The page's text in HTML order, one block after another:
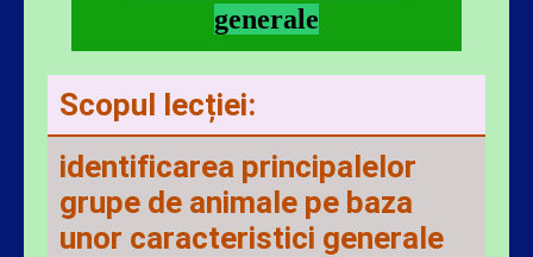
generale
Scopul lecției:
identificarea principalelor
grupe de animale pe baza
unor caracteristici generale